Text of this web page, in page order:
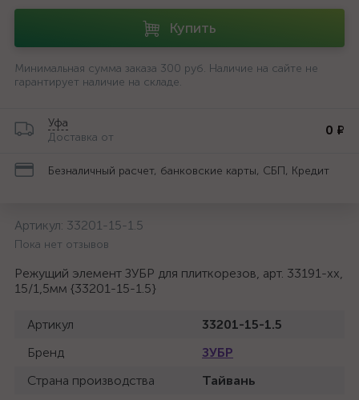
Купить
Минимальная сумма заказа 300 руб. Наличие на сайте не
гарантирует наличие на складе.
Уфа
Доставка от
0 ₽
Безналичный расчет, банковские карты, СБП, Кредит
Артикул: 33201-15-1.5
Пока нет отзывов
Режущий элемент ЗУБР для плиткорезов, арт. 33191-хх,
15/1,5мм {33201-15-1.5}
Артикул
33201-15-1.5
Бренд
ЗУБР
Страна производства
Тайвань